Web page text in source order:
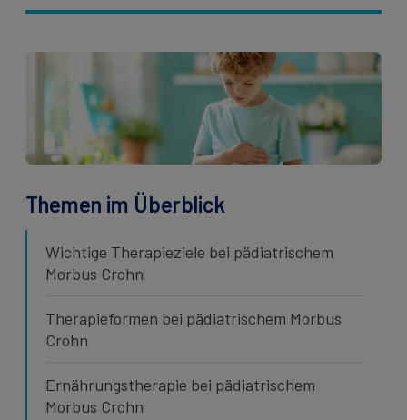
revamp
v2
Ansicht wechseln
Themen im Überblick
Wichtige Therapieziele bei pädiatrischem
Morbus Crohn
Therapieformen bei pädiatrischem Morbus
Crohn
Ernährungstherapie bei pädiatrischem
Morbus Crohn